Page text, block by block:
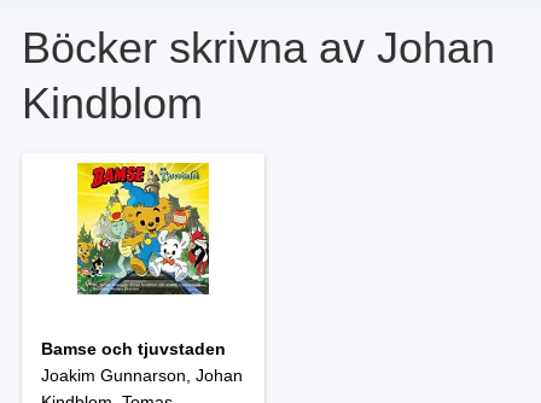
Böcker skrivna av Johan
Kindblom
Bamse och tjuvstaden
Joakim Gunnarson, Johan